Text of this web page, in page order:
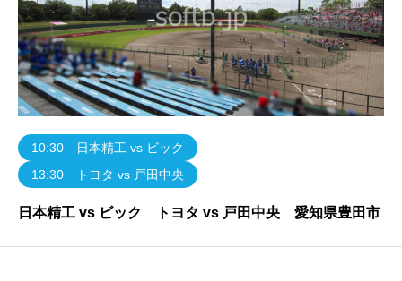
10:30 日本精工 vs ビック
13:30 トヨタ vs 戸田中央
日本精工 vs ビック トヨタ vs 戸田中央 愛知県豊田市